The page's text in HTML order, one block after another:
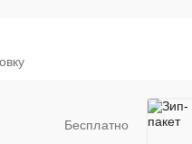
Бесплатно